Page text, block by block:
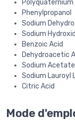
Polyquaternium
Phenylpropanol
Sodium
Sodium
Benzoic Acid
Dehydroacetic
Sodium Acetate
Sodium Lauroyl
Citric Acid
Mode